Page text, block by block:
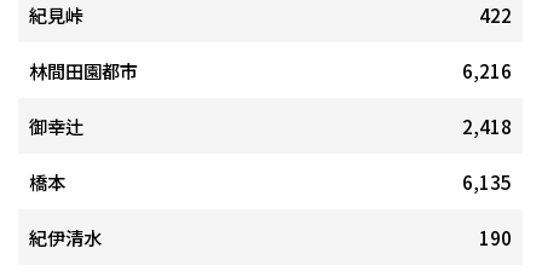
紀見峠 422
林間田園都市 6,216
御幸辻 2,418
橋本 6,135
紀伊清水 190